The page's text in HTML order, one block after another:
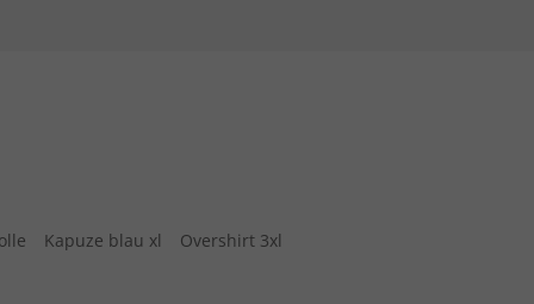
Kapuze blau xl
Overshirt 3xl